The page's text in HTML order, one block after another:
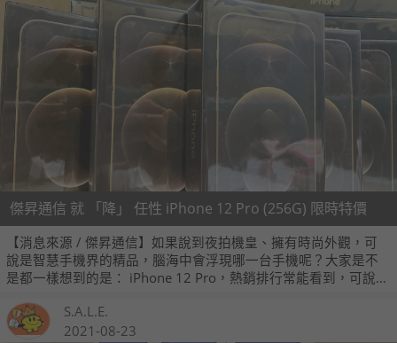
傑昇通信 就 「降」 任性 iPhone 12 Pro (256G) 限時特價
【消息來源 / 傑昇通信】如果說到夜拍機皇、擁有時尚外觀，可
說是智慧手機界的精品，腦海中會浮現哪一台手機呢？大家是不
是都一樣想到的是： iPhone 12 Pro，熱銷排行常能看到，可說是
S.A.L.E.
2021-08-23